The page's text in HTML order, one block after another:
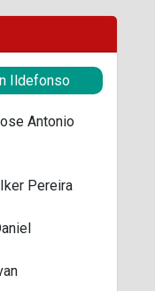
Ildefonso
Antonio
Pereira